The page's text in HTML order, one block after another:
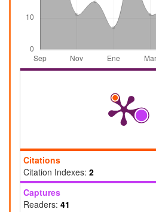
Citations
Citation Indexes: 2
Captures
Readers: 41